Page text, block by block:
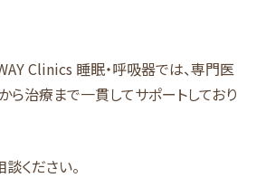
Clinics 睡眠・呼吸器では、専門医
ら治療まで一貫してサポートしており
ください。